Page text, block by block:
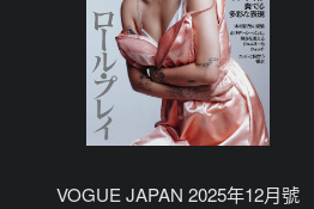
VOGUE JAPAN 2025年12月號